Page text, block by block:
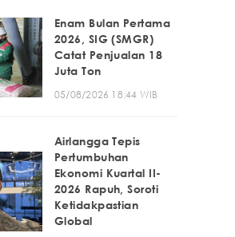
Enam Bulan Pertama
2026, SIG (SMGR)
Catat Penjualan 18
Juta Ton
05/08/2026 18:44 WIB
Airlangga Tepis
Pertumbuhan
Ekonomi Kuartal II-
2026 Rapuh, Soroti
Ketidakpastian
Global